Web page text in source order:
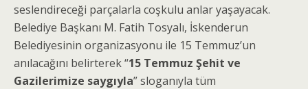
seslendireceği parçalarla coşkulu anlar yaşayacak.
Belediye Başkanı M. Fatih Tosyalı, İskenderun
Belediyesinin organizasyonu ile 15 Temmuz’un
anılacağını belirterek “15 Temmuz Şehit ve
Gazilerimize saygıyla” sloganıyla tüm